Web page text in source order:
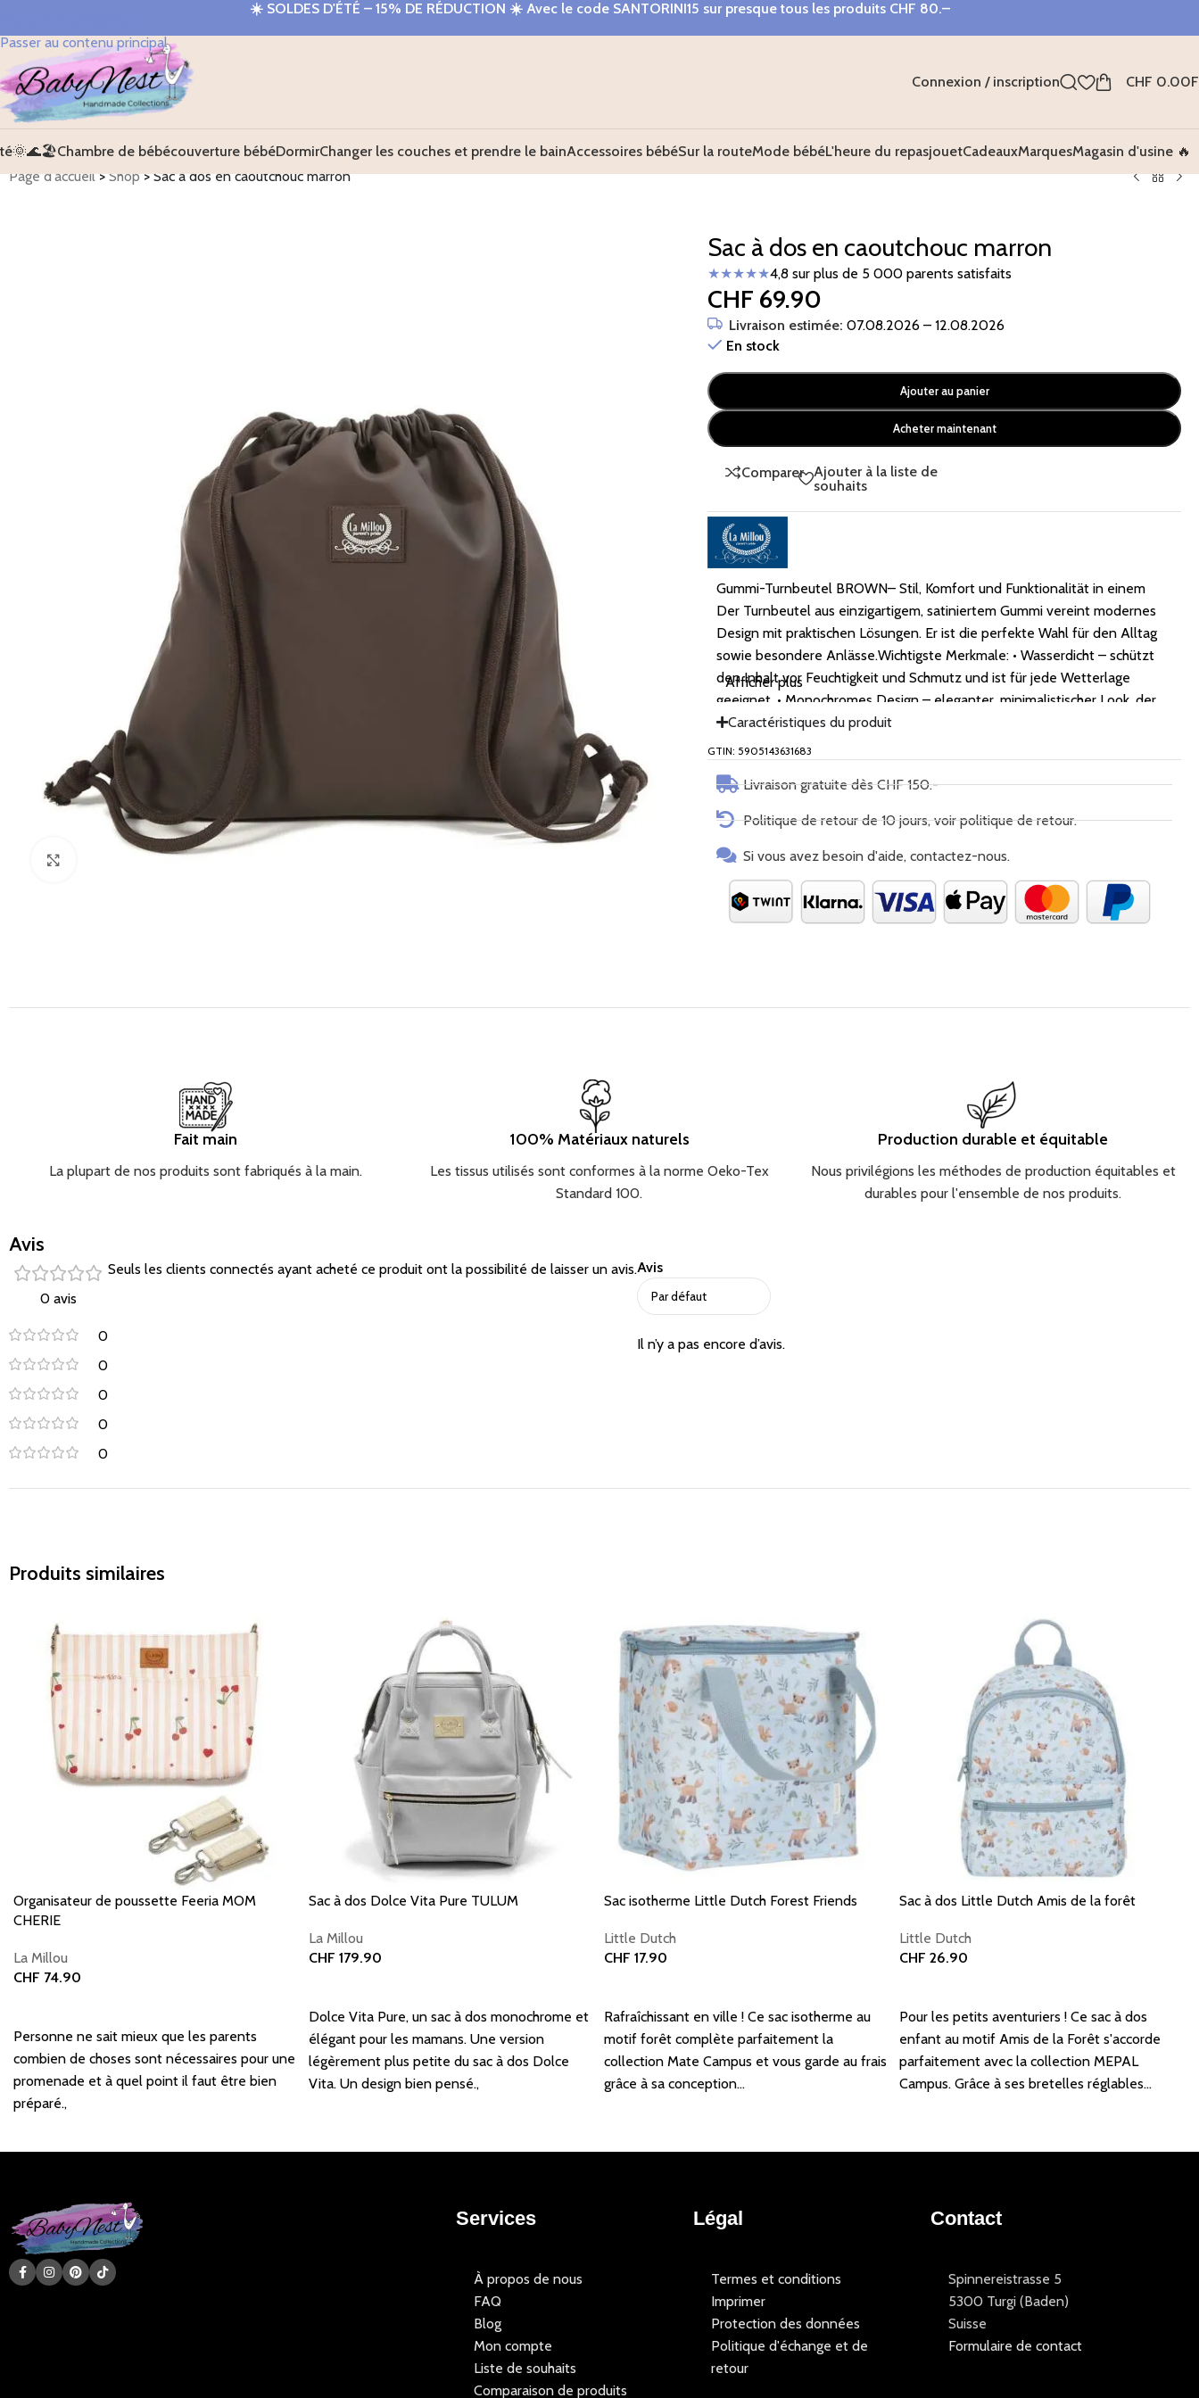
Passer au contenu principal
☀️ SOLDES D'ÉTÉ – 15% DE RÉDUCTION ☀️ Avec le code SANTORINI15 sur presque tous les produits CHF 80.–
Connexion / inscription CHF 0.00
Chambre de bébécouverture bébéDormirChanger les couches et prendre le bainAccessoires bébéSur la routeMode bébéL'heure du repasjouetCadeauxMarquesMagasin d'usine 🔥
Page d'accueil>Shop>Sac à dos en caoutchouc marron
Cliquez pour agrandir
Sac à dos en caoutchouc marron
★★★★★4,8 sur plus de 5 000 parents satisfaits
CHF 69.90
Livraison estimée: 07.08.2026 – 12.08.2026
En stock
Ajouter au panier
Acheter maintenant
Comparer
Ajouter à la liste de
souhaits
Gummi-Turnbeutel BROWN– Stil, Komfort und Funktionalität in einem
Der Turnbeutel aus einzigartigem, satiniertem Gummi vereint modernes
Design mit praktischen Lösungen. Er ist die perfekte Wahl für den Alltag
sowie besondere Anlässe.Wichtigste Merkmale: • Wasserdicht – schützt
den Inhalt vor Feuchtigkeit und Schmutz und ist für jede Wetterlage
geeignet. • Monochromes Design – eleganter, minimalistischer Look, der
zu jedem Outfit passt. • Drei Tragevarianten – kann als Rucksack getragen,
in der Hand gehalten oder am Kinderwagen befestigt werden. Der
die zusätzlich erhältich sind. • Durchdachte Organisation – zwei
Reissverschlusstaschen: eine innen und eine aussen, sorgen für eine
geordnete Aufbewahrung. • Einzigartiges Interieur – das Innenfutter des
Rucksacks mit einem originellen La Millou-Print verleiht ihm einen
unverwechselbaren Charakter • Einzigartiges Innenfutter – mit einem
originellen La Millou-Print, der dem Rucksack eine besondere Note
verleiht. Der Turnbeutel ist eine vielseitige Lösung für alle, die Stil und
passt sowohl zu lässigen, sportlichen Outfits als auch zu eleganteren
Afficher plus
Caractéristiques du produit
GTIN: 5905143631683
Livraison gratuite dès CHF 150.-
Politique de retour de 10 jours, voir politique de retour.
Si vous avez besoin d'aide, contactez-nous.
Fait main
La plupart de nos produits sont fabriqués à la main.
100% Matériaux naturels
Les tissus utilisés sont conformes à la norme Oeko-Tex
Standard 100.
Production durable et équitable
Nous privilégions les méthodes de production équitables et
durables pour l'ensemble de nos produits.
Avis
0 avis
0
0
0
0
0
Avis
Il n’y a pas encore d’avis.
Seuls les clients connectés ayant acheté ce produit ont la possibilité de laisser un avis.
Produits similaires
Organisateur de poussette Feeria MOM
CHERIE
La Millou
CHF 74.90
Personne ne sait mieux que les parents
combien de choses sont nécessaires pour une
promenade et à quel point il faut être bien
préparé.,
Sac à dos Dolce Vita Pure TULUM
La Millou
CHF 179.90
Dolce Vita Pure, un sac à dos monochrome et
élégant pour les mamans. Une version
légèrement plus petite du sac à dos Dolce
Vita. Un design bien pensé.,
Sac isotherme Little Dutch Forest Friends
Little Dutch
CHF 17.90
Rafraîchissant en ville ! Ce sac isotherme au
motif forêt complète parfaitement la
collection Mate Campus et vous garde au frais
grâce à sa conception…
Sac à dos Little Dutch Amis de la forêt
Little Dutch
CHF 26.90
Pour les petits aventuriers ! Ce sac à dos
enfant au motif Amis de la Forêt s'accorde
parfaitement avec la collection MEPAL
Campus. Grâce à ses bretelles réglables…
Services
À propos de nous
FAQ
Blog
Mon compte
Liste de souhaits
Comparaison de produits
Légal
Termes et conditions
Imprimer
Protection des données
Politique d'échange et de
retour
Contact
Spinnereistrasse 5
5300 Turgi (Baden)
Suisse
Formulaire de contact